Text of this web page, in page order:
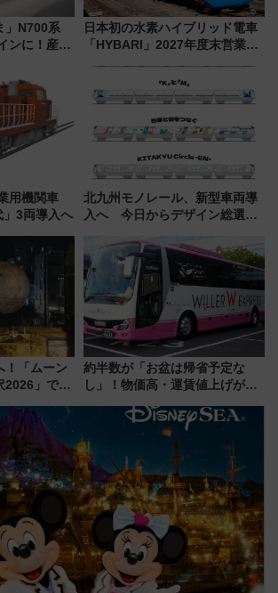
」N700系
ンに！産学
日本初の水素ハイブリッド電車
「HYBARI」2027年度末営業運
で水素利活用が加速
用機関車
」3両導入へ
北九州モノレール、新型車両導
入へ 今日からデザイン総選挙
！「ムーン
2026」でイ
約半数が「お盆は帰省予定な
し」！物価高・運賃値上げが財
りたいけど……【WILLER お盆
帰省動向調査】